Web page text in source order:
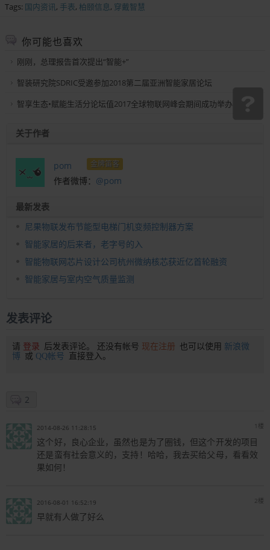
Tags: 国内资讯, 手表, 柏颐信息, 穿戴智慧
你可能也喜欢
刚刚，总理报告首次提出“智能+”
智装研究院SDRIC受邀参加2018第二届亚洲智能家居论坛
智享生态•赋能生活分论坛值2017全球物联网峰会期间成功举办
关于作者
pom 金牌笛客
作者微博： @pom
最新发表
尼果物联发布节能型电梯门机变频控制器方案
智能家居的后来者，老字号的入
智能物联网芯片设计公司杭州微纳核芯获近亿首轮融资
智能家居与室内空气质量监测
发表评论
请 登录 后发表评论。 还没有帐号 现在注册 也可以使用 新浪微
博 或 QQ帐号 直接登入。
2
2014-08-26 11:28:15 1楼
这个好，良心企业，虽然也是为了圈钱，但这个开发的项目
还是蛮有社会意义的，支持！哈哈，我去买给父母，看看效
果如何！
2016-08-01 16:52:19 2楼
早就有人做了好么